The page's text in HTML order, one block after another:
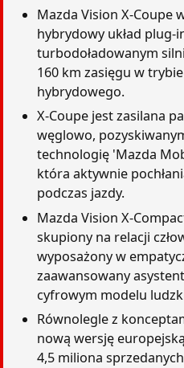
Mazda Vision X-Coupe
hybrydowy układ
turbodoładowanym
160 km zasięgu w
hybrydowego.
X-Coupe jest zasilana
węglowo,
technologię 'Mazda
która aktywnie
podczas jazdy.
Mazda Vision X-
skupiony na relacji
wyposażony w
zaawansowany
cyfrowym modelu
Równolegle z
nową wersję
4,5 miliona